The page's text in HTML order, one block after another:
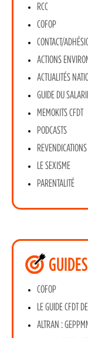
RCC
COFOP
CONTACT/
ACTIONS
ACTUALITÉS
GUIDE DU
MEMOKITS CFDT
PODCASTS
REVENDICATIONS
LE SEXISME
PARENTALITÉ
GUIDES
COFOP
LE GUIDE CFDT
ALTRAN :